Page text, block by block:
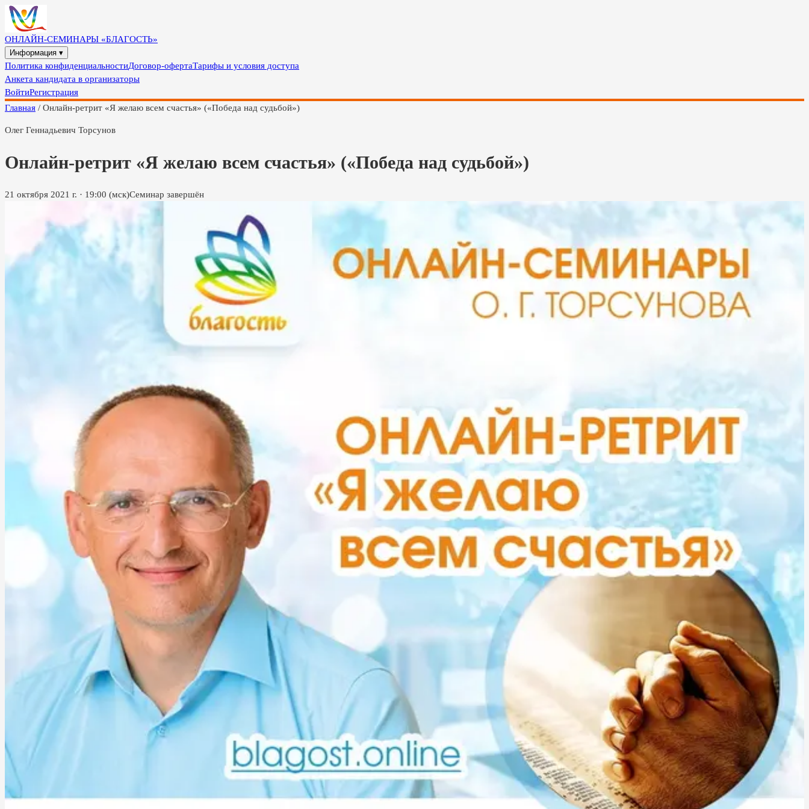
ОНЛАЙН-СЕМИНАРЫ «БЛАГОСТЬ»
Информация ▾
Политика конфиденциальностиДоговор-офертаТарифы и условия доступа
Анкета кандидата в организаторы
ВойтиРегистрация
Главная / Онлайн-ретрит «Я желаю всем счастья» («Победа над судьбой»)
Олег Геннадьевич Торсунов
Онлайн-ретрит «Я желаю всем счастья» («Победа над судьбой»)
21 октября 2021 г. · 19:00 (мск)Семинар завершён